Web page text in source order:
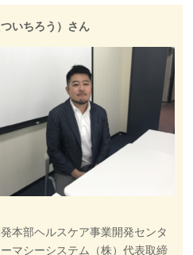
いちろう）さん
本部ヘルスケア事業開発センタ
マシーシステム（株）代表取締